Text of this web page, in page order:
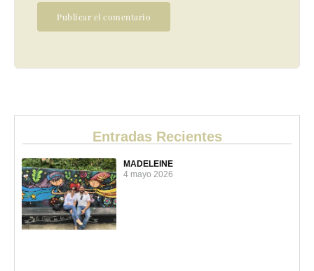
Entradas Recientes
MADELEINE
4 mayo 2026